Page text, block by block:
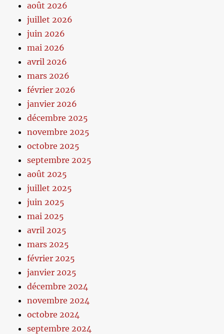
août 2026
juillet 2026
juin 2026
mai 2026
avril 2026
mars 2026
février 2026
janvier 2026
décembre 2025
novembre 2025
octobre 2025
septembre 2025
août 2025
juillet 2025
juin 2025
mai 2025
avril 2025
mars 2025
février 2025
janvier 2025
décembre 2024
novembre 2024
octobre 2024
septembre 2024